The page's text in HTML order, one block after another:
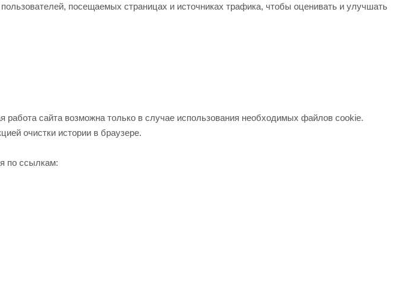
посещаемых страницах и источниках трафика, чтобы оценивать и улучшать
сайта возможна только в случае использования необходимых файлов cookie.
очистки истории в браузере.
по ссылкам: